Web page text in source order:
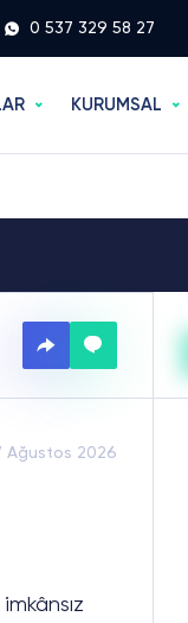
0 537 329 58 27
KURUMSAL
Ağustos 2026